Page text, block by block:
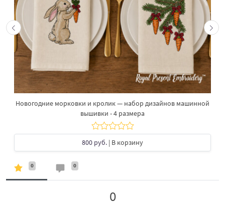
Новогодние морковки и кролик — набор дизайнов машинной
вышивки - 4 размера
800 руб. | В корзину
0 0
0